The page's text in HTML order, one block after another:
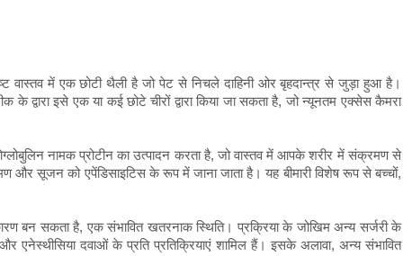
वास्तव में एक छोटी थैली है जो पेट से निचले दाहिनी ओर बृहदान्त्र से जुड़ा हुआ है।
इसे एक या कई छोटे चीरों द्वारा किया जा सकता है, जो न्यूनतम एक्सेस कैमरा
नामक प्रोटीन का उत्पादन करता है, जो वास्तव में आपके शरीर में संक्रमण से
सूजन को एपेंडिसाइटिस के रूप में जाना जाता है। यह बीमारी विशेष रूप से बच्चों,
बन सकता है, एक संभावित खतरनाक स्थिति। प्रक्रिया के जोखिम अन्य सर्जरी के
दवाओं के प्रति प्रतिक्रियाएं शामिल हैं। इसके अलावा, अन्य संभावित